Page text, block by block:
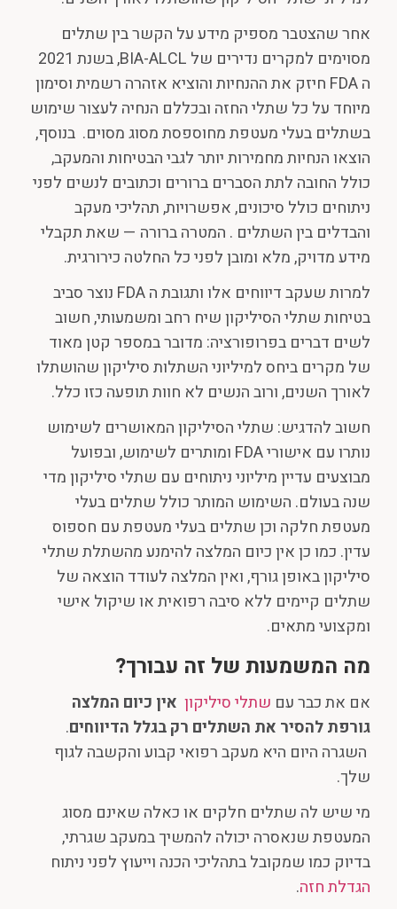
אחר שהצטבר מספיק מידע על הקשר בין שתלים
מסוימים למקרים נדירים של BIA-ALCL, בשנת 2021
ה FDA חיזק את ההנחיות והוציא אזהרה רשמית וסימון
מיוחד על כל שתלי החזה ובכללם הנחיה לעצור שימוש
בשתלים בעלי מעטפת מחוספסת מסוג מסוים. בנוסף,
הוצאו הנחיות מחמירות יותר לגבי הבטיחות והמעקב,
כולל החובה לתת הסברים ברורים וכתובים לנשים לפני
ניתוחים כולל סיכונים, אפשרויות, תהליכי מעקב
והבדלים בין השתלים . המטרה ברורה — שאת תקבלי
מידע מדויק, מלא ומובן לפני כל החלטה כירורגית.
למרות שעקב דיווחים אלו ותגובת ה FDA נוצר סביב
בטיחות שתלי הסיליקון שיח רחב ומשמעותי, חשוב
לשים דברים בפרופורציה: מדובר במספר קטן מאוד
של מקרים ביחס למיליוני השתלות סיליקון שהושתלו
לאורך השנים, ורוב הנשים לא חוות תופעה כזו כלל.
חשוב להדגיש: שתלי הסיליקון המאושרים לשימוש
נותרו עם אישורי FDA ומותרים לשימוש, ובפועל
מבוצעים עדיין מיליוני ניתוחים עם שתלי סיליקון מדי
שנה בעולם. השימוש המותר כולל שתלים בעלי
מעטפת חלקה וכן שתלים בעלי מעטפת עם חספוס
עדין. כמו כן אין כיום המלצה להימנע מהשתלת שתלי
סיליקון באופן גורף, ואין המלצה לעודד הוצאה של
שתלים קיימים ללא סיבה רפואית או שיקול אישי
ומקצועי מתאים.
מה המשמעות של זה עבורך?
אם את כבר עם שתלי סיליקון אין כיום המלצה
גורפת להסיר את השתלים רק בגלל הדיווחים.
השגרה היום היא מעקב רפואי קבוע והקשבה לגוף
שלך.
מי שיש לה שתלים חלקים או כאלה שאינם מסוג
המעטפת שנאסרה יכולה להמשיך במעקב שגרתי,
בדיוק כמו שמקובל בתהליכי הכנה וייעוץ לפני ניתוח
הגדלת חזה.